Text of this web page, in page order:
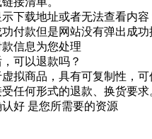
下载地址或者无法查看内容
付款但是网站没有弹出成功
信息为您处理
可以退款吗？
拟商品，具有可复制性，可
受任何形式的退款、换货要
好 是您所需要的资源